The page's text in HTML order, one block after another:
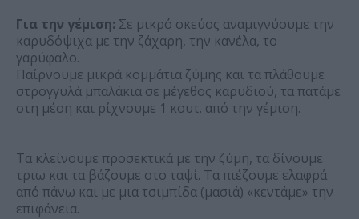
Για την γέμιση: Σε μικρό σκεύος αναμιγνύουμε την
καρυδόψιχα με την ζάχαρη, την κανέλα, το
γαρύφαλο.
Παίρνουμε μικρά κομμάτια ζύμης και τα πλάθουμε
στρογγυλά μπαλάκια σε μέγεθος καρυδιού, τα πατάμε
στη μέση και ρίχνουμε 1 κουτ. από την γέμιση.
Τα κλείνουμε προσεκτικά με την ζύμη, τα δίνουμε
τριω και τα βάζουμε στο ταψί. Τα πιέζουμε ελαφρά
από πάνω και με μια τσιμπίδα (μασιά) «κεντάμε» την
επιφάνεια.